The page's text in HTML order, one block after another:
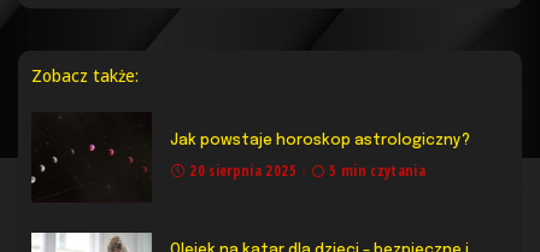
Zobacz także:
Jak powstaje horoskop astrologiczny?
20 sierpnia 2025 5 min czytania